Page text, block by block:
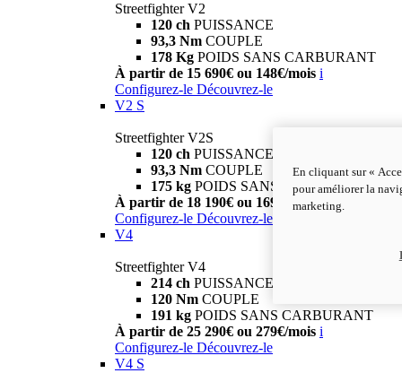
Streetfighter V2
120 ch PUISSANCE
93,3 Nm COUPLE
178 Kg POIDS SANS CARBURANT
À partir de 15 690€ ou 148€/mois i
Configurez-le Découvrez-le
V2 S
Streetfighter V2S
120 ch PUISSANCE
93,3 Nm COUPLE
175 kg POIDS SANS CARBURANT
À partir de 18 190€ ou 169€/mois i
Configurez-le Découvrez-le
V4
Streetfighter V4
214 ch PUISSANCE
120 Nm COUPLE
191 kg POIDS SANS CARBURANT
À partir de 25 290€ ou 279€/mois i
Configurez-le Découvrez-le
V4 S
En cliquant sur «
pour améliorer la
marketing.